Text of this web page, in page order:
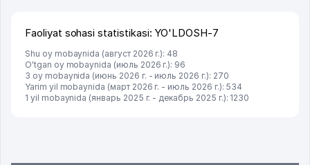
Faoliyat sohasi statistikasi: YO'LDOSH-7
Shu oy mobaynida (август 2026 г.): 48
O'tgan oy mobaynida (июль 2026 г.): 96
3 oy mobaynida (июнь 2026 г. - июль 2026 г.): 270
Yarim yil mobaynida (март 2026 г. - июль 2026 г.): 534
1 yil mobaynida (январь 2025 г. - декабрь 2025 г.): 1230